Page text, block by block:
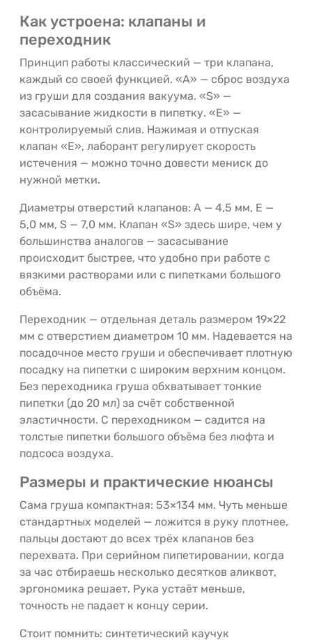
Как устроена: клапаны и
переходник
Принцип работы классический — три клапана,
каждый со своей функцией. «A» — сброс воздуха
из груши для создания вакуума. «S» —
засасывание жидкости в пипетку. «E» —
контролируемый слив. Нажимая и отпуская
клапан «E», лаборант регулирует скорость
истечения — можно точно довести мениск до
нужной метки.
Диаметры отверстий клапанов: A — 4,5 мм, E —
5,0 мм, S — 7,0 мм. Клапан «S» здесь шире, чем у
большинства аналогов — засасывание
происходит быстрее, что удобно при работе с
вязкими растворами или с пипетками большого
объёма.
Переходник — отдельная деталь размером 19×22
мм с отверстием диаметром 10 мм. Надевается на
посадочное место груши и обеспечивает плотную
посадку на пипетки с широким верхним концом.
Без переходника груша обхватывает тонкие
пипетки (до 20 мл) за счёт собственной
эластичности. С переходником — садится на
толстые пипетки большого объёма без люфта и
подсоса воздуха.
Размеры и практические нюансы
Сама груша компактная: 53×134 мм. Чуть меньше
стандартных моделей — ложится в руку плотнее,
пальцы достают до всех трёх клапанов без
перехвата. При серийном пипетировании, когда
за час отбираешь несколько десятков аликвот,
эргономика решает. Рука устаёт меньше,
точность не падает к концу серии.
Стоит помнить: синтетический каучук